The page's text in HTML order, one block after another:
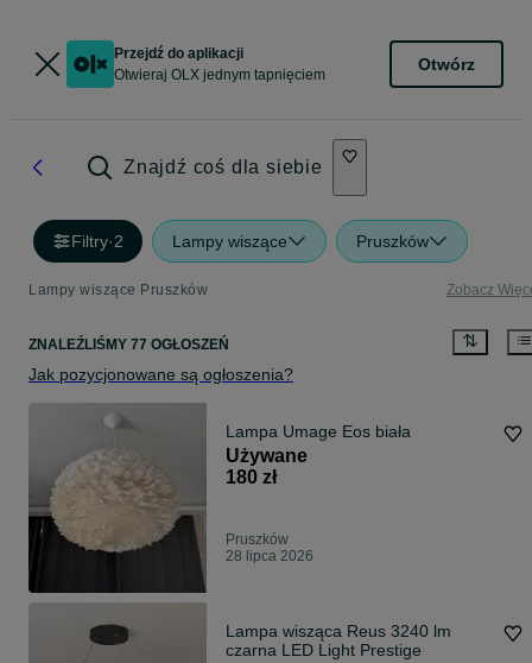
Przejdź do aplikacji
Otwieraj OLX jednym tapnięciem
Otwórz
Znajdź coś dla siebie
Filtry·2 Lampy wiszące Pruszków
Lampy wiszące Pruszków Zobacz
ZNALEŹLIŚMY 77 OGŁOSZEŃ
Jak pozycjonowane są ogłoszenia?
Lampa Umage Eos biała
Używane
180 zł
Pruszków
28 lipca 2026
Lampa wisząca Reus 3240 lm
czarna LED Light Prestige